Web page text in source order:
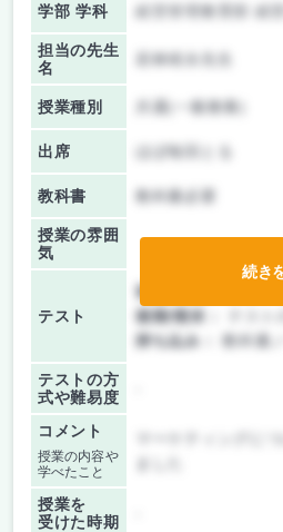
学部 学科
担当の先生
名
若林靖永先生
授業種別 共通(一般教養)
出席 ほぼ毎回とる
教科書 教科書必要
授業の雰囲
気
テスト
前期/中間：
後期/期末：
持ち込み：
教科書
テストの方
式や難易度
コメント
授業の内容や
学べたこと
マーケティングに
授業を
受けた時期
続き